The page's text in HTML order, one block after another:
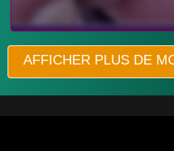
AFFICHER PLUS DE